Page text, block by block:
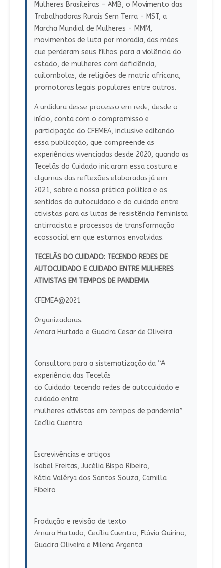
Mulheres Brasileiras - AMB, o Movimento das
Trabalhadoras Rurais Sem Terra - MST, a
Marcha Mundial de Mulheres - MMM,
movimentos de luta por moradia, das mães
que perderam seus filhos para a violência do
estado, de mulheres com deficiência,
quilombolas, de religiões de matriz africana,
promotoras legais populares entre outros.
A urdidura desse processo em rede, desde o
início, conta com o compromisso e
participação do CFEMEA, inclusive editando
essa publicação, que compreende as
experiências vivenciadas desde 2020, quando as
Tecelãs do Cuidado iniciaram essa costura e
algumas das reflexões elaboradas já em
2021, sobre a nossa prática política e os
sentidos do autocuidado e do cuidado entre
ativistas para as lutas de resistência feminista
antirracista e processos de transformação
ecossocial em que estamos envolvidas.
TECELÃS DO CUIDADO: TECENDO REDES DE
AUTOCUIDADO E CUIDADO ENTRE MULHERES
ATIVISTAS EM TEMPOS DE PANDEMIA
CFEMEA@2021
Organizadoras:
Amara Hurtado e Guacira Cesar de Oliveira
Consultora para a sistematização da “A
experiência das Tecelãs
do Cuidado: tecendo redes de autocuidado e
cuidado entre
mulheres ativistas em tempos de pandemia”
Cecília Cuentro
Escrevivências e artigos
Isabel Freitas, Jucélia Bispo Ribeiro,
Kátia Valérya dos Santos Souza, Camilla
Ribeiro
Produção e revisão de texto
Amara Hurtado, Cecília Cuentro, Flávia Quirino,
Guacira Oliveira e Milena Argenta